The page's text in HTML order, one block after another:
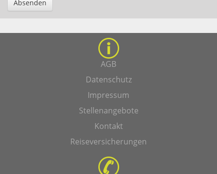
Absenden
AGB
Datenschutz
Impressum
Stellenangebote
Kontakt
Reiseversicherungen